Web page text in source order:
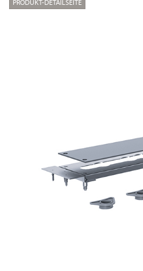
PRODUKT-DETAILSEITE